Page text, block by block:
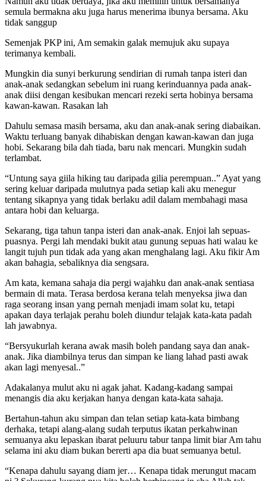
semula bermakna aku juga harus menerima ibunya bersama. Aku
tidak sanggup
Semenjak PKP ini, Am semakin galak memujuk aku supaya
terimanya kembali.
Mungkin dia sunyi berkurung sendirian di rumah tanpa isteri dan
anak-anak sedangkan sebelum ini ruang kerinduannya pada anak-
anak diisi dengan kesibukan mencari rezeki serta hobinya bersama
kawan-kawan. Rasakan lah
Dahulu semasa masih bersama, aku dan anak-anak sering diabaikan.
Waktu terluang banyak dihabiskan dengan kawan-kawan dan juga
hobi. Sekarang bila dah tiada, baru nak mencari. Mungkin sudah
terlambat.
“Untung saya giila hiking tau daripada gilia perempuan..” Ayat yang
sering keluar daripada mulutnya pada setiap kali aku menegur
tentang sikapnya yang tidak berlaku adil dalam membahagi masa
antara hobi dan keluarga.
Sekarang, tiga tahun tanpa isteri dan anak-anak. Enjoi lah sepuas-
puasnya. Pergi lah mendaki bukit atau gunung sepuas hati walau ke
langit tujuh pun tidak ada yang akan menghalang lagi. Aku fikir Am
akan bahagia, sebaliknya dia sengsara.
Am kata, kemana sahaja dia pergi wajahku dan anak-anak sentiasa
bermain di mata. Terasa berdosa kerana telah menyeksa jiwa dan
raga seorang insan yang pernah menjadi imam solat ku, tetapi
apakan daya terlajak perahu boleh diundur telajak kata-kata padah
lah jawabnya.
“Bersyukurlah kerana awak masih boleh pandang saya dan anak-
anak. Jika diambilnya terus dan simpan ke liang lahad pasti awak
akan lagi menyesal..”
Adakalanya mulut aku ni agak jahat. Kadang-kadang sampai
menangis dia aku kerjakan hanya dengan kata-kata sahaja.
Bertahun-tahun aku simpan dan telan setiap kata-kata bimbang
derhaka, tetapi alang-alang sudah terputus ikatan perkahwinan
semuanya aku lepaskan ibarat peluuru tabur tanpa limit biar Am tahu
selama ini aku diam bukan bererti apa dia buat semuanya betul.
“Kenapa dahulu sayang diam jer… Kenapa tidak merungut macam